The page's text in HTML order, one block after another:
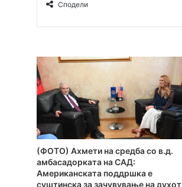
Сподели
(ФОТО) Ахмети на средба со в.д.
амбасадорката на САД:
Американската поддршка е
суштинска за зачувување на духот